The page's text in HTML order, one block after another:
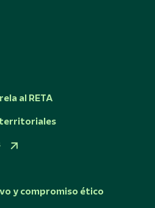
al RETA
territoriales
y compromiso ético